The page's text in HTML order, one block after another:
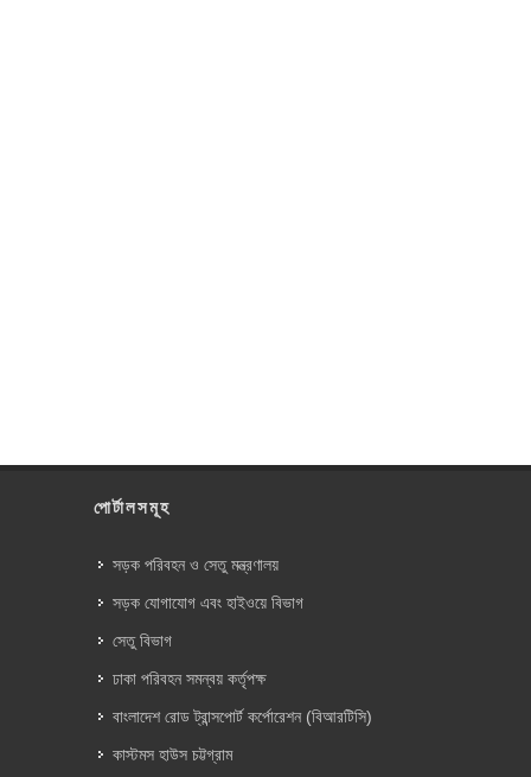
পোর্টালসমূহ
সড়ক পরিবহন ও সেতু মন্ত্রণালয়
সড়ক যোগাযোগ এবং হাইওয়ে বিভাগ
সেতু বিভাগ
ঢাকা পরিবহন সমন্বয় কর্তৃপক্ষ
বাংলাদেশ রোড ট্রান্সপোর্ট কর্পোরেশন (বিআরটিসি)
কাস্টমস হাউস চট্টগ্রাম